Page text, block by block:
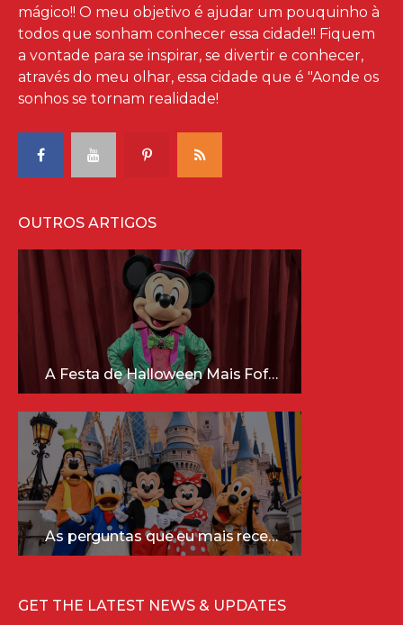
mágico!! O meu objetivo é ajudar um pouquinho à
todos que sonham conhecer essa cidade!! Fiquem
a vontade para se inspirar, se divertir e conhecer,
através do meu olhar, essa cidade que é "Aonde os
sonhos se tornam realidade!
OUTROS ARTIGOS
A Festa de Halloween Mais Fofa da Disney Está Chegando!
As perguntas que eu mais recebo sobre a Disney (e as respostas mais sinceras!)
GET THE LATEST NEWS & UPDATES